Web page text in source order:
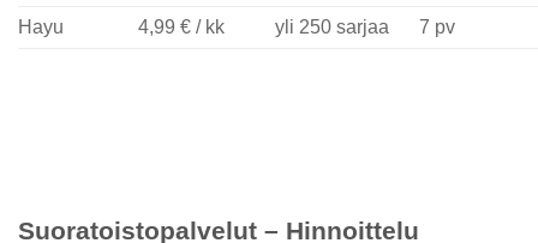
Hayu 4,99 € / kk yli 250 sarjaa 7 pv
Suoratoistopalvelut – Hinnoittelu